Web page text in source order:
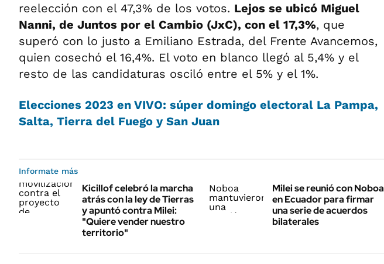
reelección con el 47,3% de los votos. Lejos se ubicó Miguel
Nanni, de Juntos por el Cambio (JxC), con el 17,3%, que
superó con lo justo a Emiliano Estrada, del Frente Avancemos,
quien cosechó el 16,4%. El voto en blanco llegó al 5,4% y el
resto de las candidaturas osciló entre el 5% y el 1%.
Elecciones 2023 en VIVO: súper domingo electoral La Pampa,
Salta, Tierra del Fuego y San Juan
Informate más
Kicillof celebró la marcha
atrás con la ley de Tierras
y apuntó contra Milei:
"Quiere vender nuestro
territorio"
Milei se reunió con Noboa
en Ecuador para firmar
una serie de acuerdos
bilaterales